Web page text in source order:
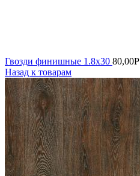
Гвозди финишные 1.8х30 80,00Р
Назад к товарам